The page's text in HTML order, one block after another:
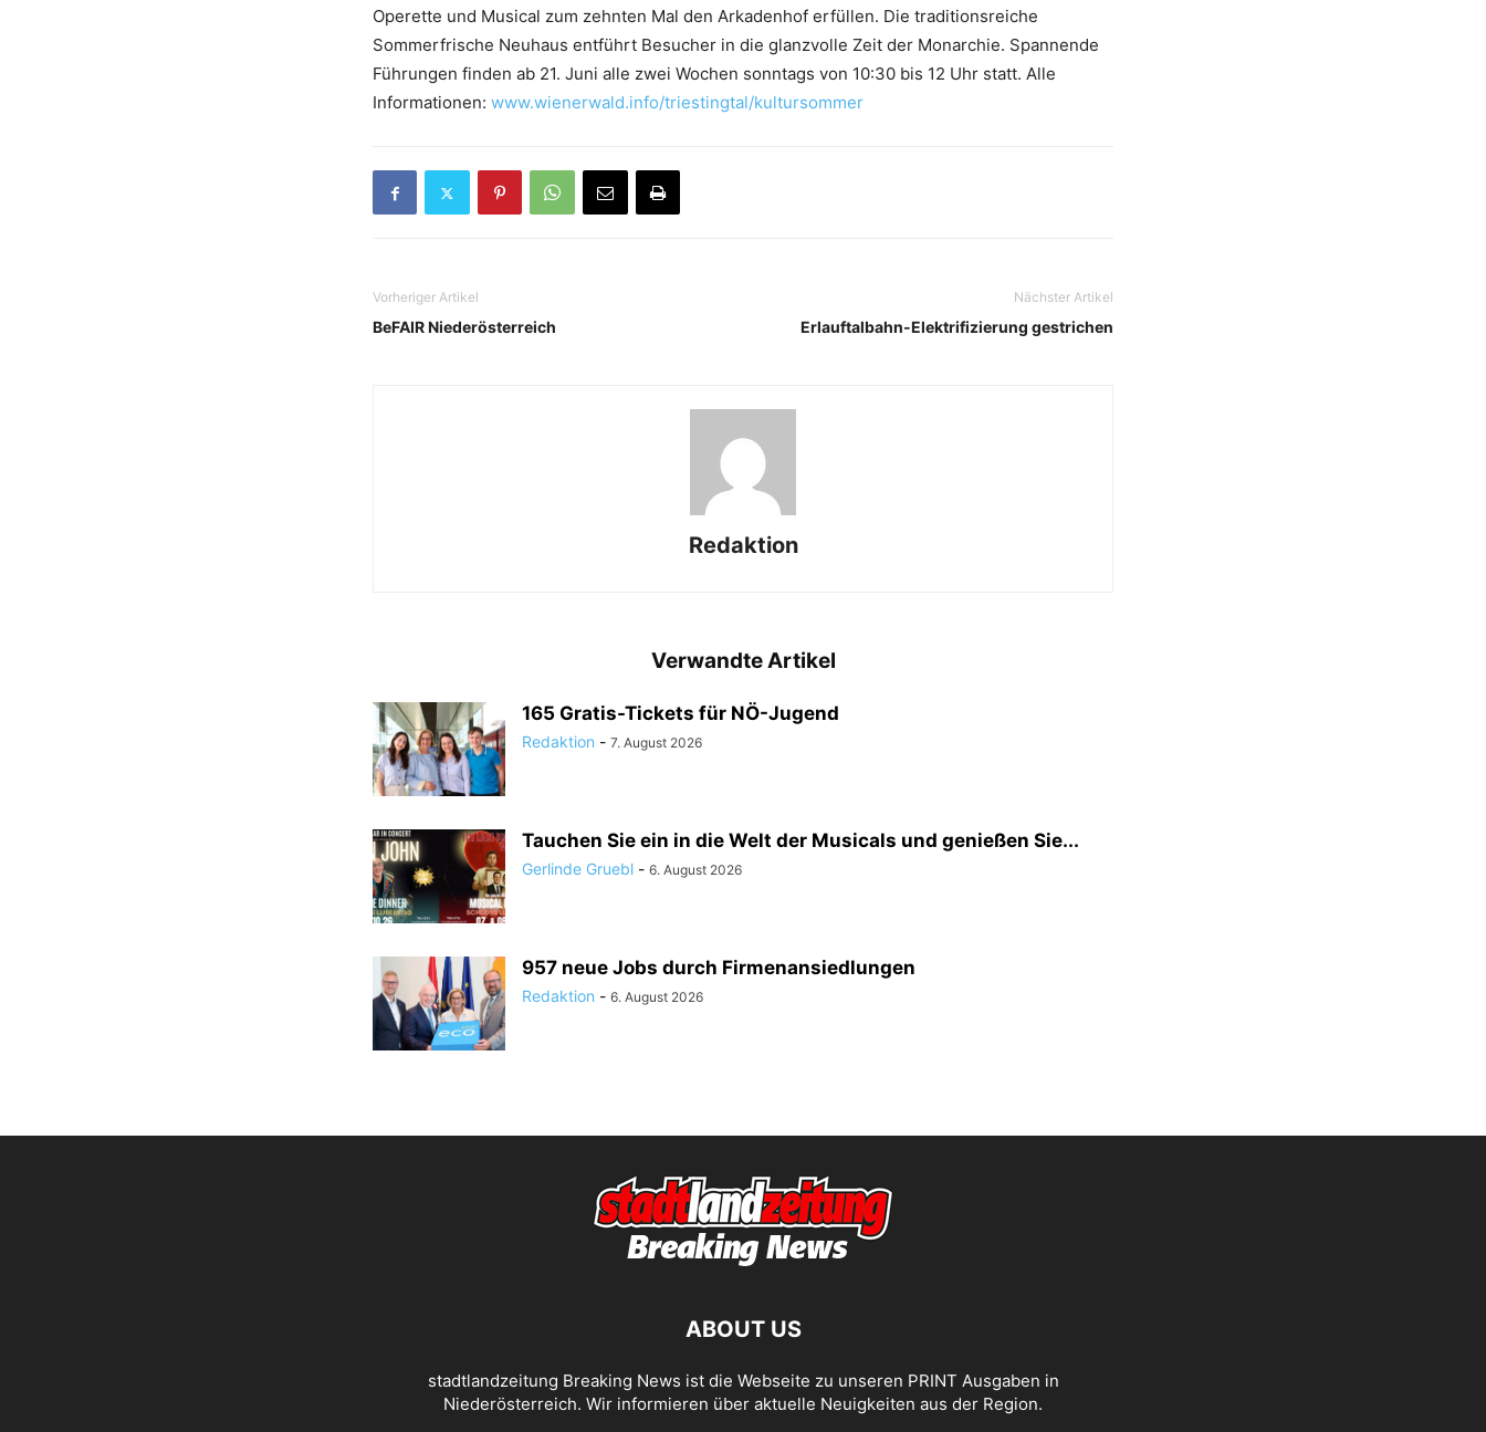
Operette und Musical zum zehnten Mal den Arkadenhof erfüllen. Die traditionsreiche
Sommerfrische Neuhaus entführt Besucher in die glanzvolle Zeit der Monarchie. Spannende
Führungen finden ab 21. Juni alle zwei Wochen sonntags von 10:30 bis 12 Uhr statt. Alle
Informationen: www.wienerwald.info/triestingtal/kultursommer
Vorheriger Artikel
BeFAIR Niederösterreich
Nächster Artikel
Erlauftalbahn-Elektrifizierung gestrichen
Redaktion
Verwandte Artikel
165 Gratis-Tickets für NÖ-Jugend
Redaktion - 7. August 2026
Tauchen Sie ein in die Welt der Musicals und genießen Sie...
Gerlinde Gruebl - 6. August 2026
957 neue Jobs durch Firmenansiedlungen
Redaktion - 6. August 2026
ABOUT US
stadtlandzeitung Breaking News ist die Webseite zu unseren PRINT Ausgaben in
Niederösterreich. Wir informieren über aktuelle Neuigkeiten aus der Region.